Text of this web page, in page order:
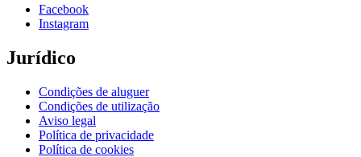
Facebook
Instagram
Jurídico
Condições de aluguer
Condições de utilização
Aviso legal
Política de privacidade
Política de cookies